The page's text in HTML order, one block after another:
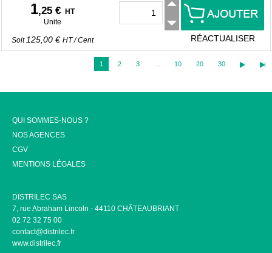
1,25 €
HT
Unite
Soit 125,00 € HT/Cent RÉACTUALISER
1 2 3 10 20 30
QUI SOMMES-NOUS ?
NOS AGENCES
CGV
MENTIONS LÉGALES
DISTRILEC SAS
7, rue Abraham Lincoln - 44110 CHÂTEAUBRIANT
02 72 32 75 00
contact@distrilec.fr
www.distrilec.fr